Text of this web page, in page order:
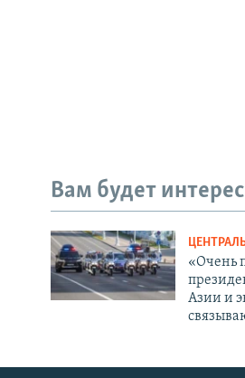
Вам будет
«Очень
Азии и